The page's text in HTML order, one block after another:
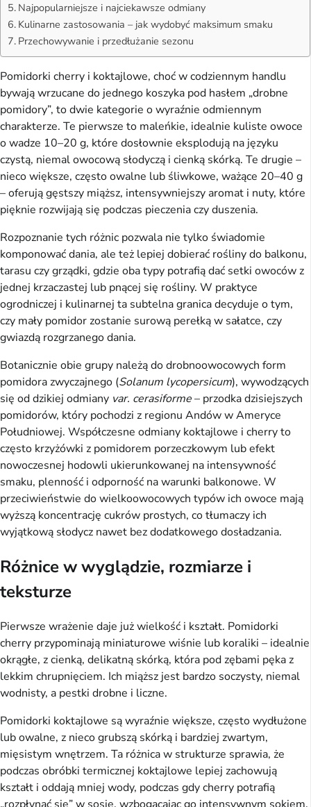
Najpopularniejsze i najciekawsze odmiany
Kulinarne zastosowania – jak wydobyć maksimum smaku
Przechowywanie i przedłużanie sezonu
Pomidorki cherry i koktajlowe, choć w codziennym handlu
bywają wrzucane do jednego koszyka pod hasłem „drobne
pomidory”, to dwie kategorie o wyraźnie odmiennym
charakterze. Te pierwsze to maleńkie, idealnie kuliste owoce
o wadze 10–20 g, które dosłownie eksplodują na języku
czystą, niemal owocową słodyczą i cienką skórką. Te drugie –
nieco większe, często owalne lub śliwkowe, ważące 20–40 g
– oferują gęstszy miąższ, intensywniejszy aromat i nuty, które
pięknie rozwijają się podczas pieczenia czy duszenia.
Rozpoznanie tych różnic pozwala nie tylko świadomie
komponować dania, ale też lepiej dobierać rośliny do balkonu,
tarasu czy grządki, gdzie oba typy potrafią dać setki owoców z
jednej krzaczastej lub pnącej się rośliny. W praktyce
ogrodniczej i kulinarnej ta subtelna granica decyduje o tym,
czy mały pomidor zostanie surową perełką w sałatce, czy
gwiazdą rozgrzanego dania.
Botanicznie obie grupy należą do drobnoowocowych form
pomidora zwyczajnego (Solanum lycopersicum), wywodzących
się od dzikiej odmiany var. cerasiforme– przodka dzisiejszych
pomidorów, który pochodzi z regionu Andów w Ameryce
Południowej. Współczesne odmiany koktajlowe i cherry to
często krzyżówki z pomidorem porzeczkowym lub efekt
nowoczesnej hodowli ukierunkowanej na intensywność
smaku, plenność i odporność na warunki balkonowe. W
przeciwieństwie do wielkoowocowych typów ich owoce mają
wyższą koncentrację cukrów prostych, co tłumaczy ich
wyjątkową słodycz nawet bez dodatkowego dosładzania.
Różnice w wyglądzie, rozmiarze i
teksturze
Pierwsze wrażenie daje już wielkość i kształt. Pomidorki
cherry przypominają miniaturowe wiśnie lub koraliki – idealnie
okrągłe, z cienką, delikatną skórką, która pod zębami pęka z
lekkim chrupnięciem. Ich miąższ jest bardzo soczysty, niemal
wodnisty, a pestki drobne i liczne.
Pomidorki koktajlowe są wyraźnie większe, często wydłużone
lub owalne, z nieco grubszą skórką i bardziej zwartym,
mięsistym wnętrzem. Ta różnica w strukturze sprawia, że
podczas obróbki termicznej koktajlowe lepiej zachowują
kształt i oddają mniej wody, podczas gdy cherry potrafią